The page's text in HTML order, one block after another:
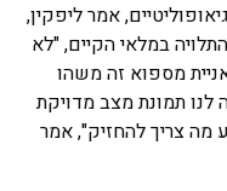
אמר ליפקין,
במלאי הקיים, "לא
מספוא זה משהו
לנו תמונת מצב מדויקת
מה צריך להחזיק", אמר